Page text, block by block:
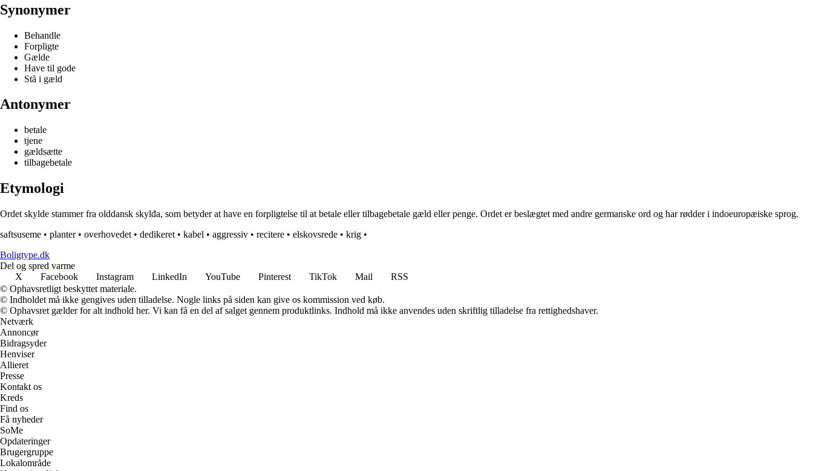
Synonymer
Behandle
Forpligte
Gælde
Have til gode
Stå i gæld
Antonymer
betale
tjene
gældsætte
tilbagebetale
Etymologi
Ordet skylde stammer fra olddansk skylđa, som betyder at have en forpligtelse til at betale eller tilbagebetale gæld eller penge. Ordet er beslægtet med andre germanske ord og har rødder i indoeuropæiske sprog.
saftsuseme • planter• overhovedet • dedikeret • kabel • aggressiv • recitere • elskovsrede • krig •
Boligtype.dk
Del og spred varme
X
Facebook Instagram LinkedIn YouTube Pinterest TikTok Mail
RSS
© Ophavsretligt beskyttet materiale.
© Indholdet må ikke gengives uden tilladelse. Nogle links på siden kan give os kommission ved køb.
© Ophavsret gælder for alt indhold her. Vi kan få en del af salget gennem produktlinks. Indhold må ikke anvendes uden skriftlig tilladelse fra rettighedshaver.
Netværk
Annoncør
Bidragsyder
Henviser
Allieret
Presse
Kontakt os
Kreds
Find os
Få nyheder
SoMe
Opdateringer
Brugergruppe
Lokalområde